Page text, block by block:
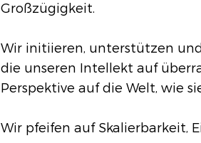
Großzügigkeit.
Wir initiieren, unterstützen
die unseren Intellekt auf
Perspektive auf die Welt, wie
Wir pfeifen auf Skalierbarkeit,